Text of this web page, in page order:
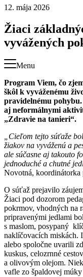
12. mája 2026
Žiaci
vyvážených
Menu
Program Viem, čo
škôl k vyváženému
pravidelnému
aj neformálnymi
„Zdravie na tanieri“.
„Cieľom tejto súťaže
žiakov na vyváženú a
ale súčasne aj takouto
jednoduché a chutné
Novotná, koordinátorka
O súťaž prejavilo
Žiaci pod dozorom
pokrmov, vhodných na
pripravenými jedlami
s maslom, posypaný
naklíčovacích miskách.
alebo spoločne uvarili
kuskus, celozrnné
a olivovým olejom.
vafle zo špaldovej